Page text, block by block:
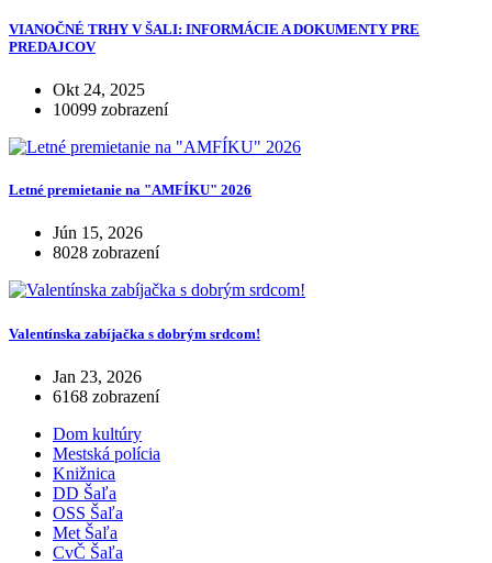
VIANOČNÉ TRHY V ŠALI: INFORMÁCIE A DOKUMENTY PRE
PREDAJCOV
Okt 24, 2025
10099 zobrazení
Letné premietanie na "AMFÍKU" 2026
Jún 15, 2026
8028 zobrazení
Valentínska zabíjačka s dobrým srdcom!
Jan 23, 2026
6168 zobrazení
Dom kultúry
Mestská polícia
Knižnica
DD Šaľa
OSS Šaľa
Met Šaľa
CvČ Šaľa